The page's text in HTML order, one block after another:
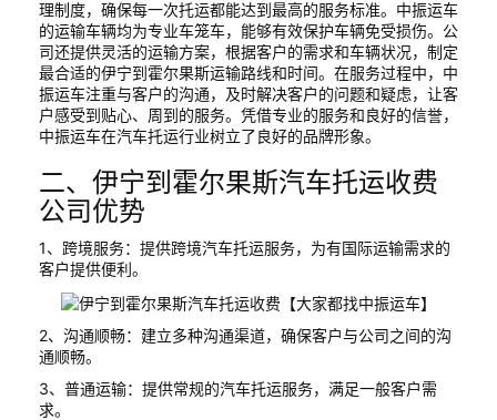
理制度，确保每一次托运都能达到最高的服务标准。中振运车
的运输车辆均为专业车笼车，能够有效保护车辆免受损伤。公
司还提供灵活的运输方案，根据客户的需求和车辆状况，制定
最合适的伊宁到霍尔果斯运输路线和时间。在服务过程中，中
振运车注重与客户的沟通，及时解决客户的问题和疑虑，让客
户感受到贴心、周到的服务。凭借专业的服务和良好的信誉，
中振运车在汽车托运行业树立了良好的品牌形象。
二、伊宁到霍尔果斯汽车托运收费
公司优势
1、跨境服务：提供跨境汽车托运服务，为有国际运输需求的
客户提供便利。
2、沟通顺畅：建立多种沟通渠道，确保客户与公司之间的沟
通顺畅。
3、普通运输：提供常规的汽车托运服务，满足一般客户需
求。